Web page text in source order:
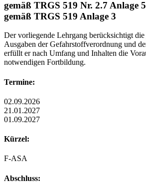
gemäß TRGS 519 Nr. 2.7 Anlage
gemäß TRGS 519 Anlage 3
Der vorliegende Lehrgang berücksichtigt die
Ausgaben der Gefahrstoffverordnung und
erfüllt er nach Umfang und Inhalten die
notwendigen Fortbildung.
Termine:
02.09.2026
21.01.2027
01.09.2027
Kürzel:
F-ASA
Abschluss: